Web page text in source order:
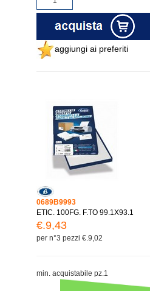
aggiungi ai preferiti
0689B9993
ETIC. 100FG. F.TO 99.1X93.1
€.9,43
per n°3 pezzi €.9,02
min. acquistabile pz.1